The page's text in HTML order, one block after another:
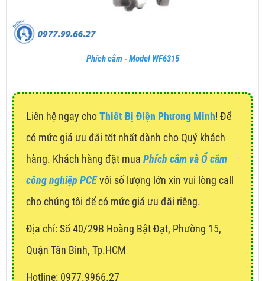
Phích cắm - Model WF6315
Liên hệ ngay choThiết Bị Điện Phương Minh! Để
có mức giá ưu đãi tốt nhất dành cho Quý khách
hàng. Khách hàng đặt mua Phích cắm và Ổ cắm
công nghiệp PCEvới số lượng lớn xin vui lòng call
cho chúng tôi để có mức giá ưu đãi riêng.
Địa chỉ: Số 40/29B Hoàng Bật Đạt, Phường 15,
Quận Tân Bình, Tp.HCM
Hotline: 0977.9966.27